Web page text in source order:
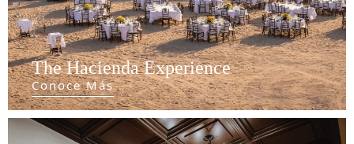
The Hacienda Experience
Conoce Más